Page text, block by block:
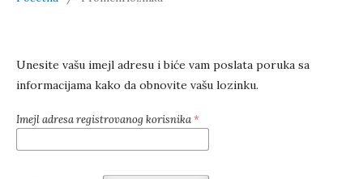
Unesite vašu imejl adresu i biće vam poslata poruka sa
informacijama kako da obnovite vašu lozinku.
Imejl adresa registrovanog korisnika*